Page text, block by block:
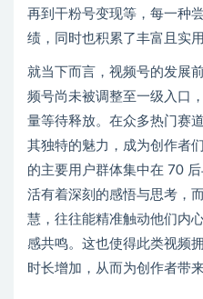
再到干粉号变现等，每一种
绩，同时也积累了丰富且实
就当下而言，视频号的发展
频号尚未被调整至一级入口
量等待释放。在众多热门赛
其独特的魅力，成为创作者
的主要用户群体集中在 70
活有着深刻的感悟与思考，
慧，往往能精准触动他们内
感共鸣。这也使得此类视频
时长增加，从而为创作者带